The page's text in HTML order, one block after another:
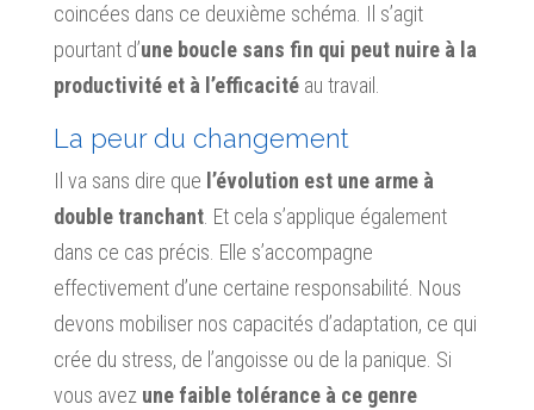
coincées dans ce deuxième schéma. Il s’agit
pourtant d’une boucle sans fin qui peut nuire à la
productivité et à l’efficacitéau travail.
La peur du changement
Il va sans dire que l’évolution est une arme à
double tranchant. Et cela s’applique également
dans ce cas précis. Elle s’accompagne
effectivement d’une certaine responsabilité. Nous
devons mobiliser nos capacités d’adaptation, ce qui
crée du stress, de l’angoisse ou de la panique. Si
vous avez une faible tolérance à ce genre